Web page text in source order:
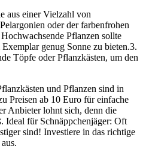
aus einer Vielzahl von
oder der farbenfrohen
Pflanzen sollte
genug Sonne zu bieten.3.
Töpfe oder Pflanzkästen, um den
und Pflanzen sind in
Preisen ab 10 Euro für einfache
Anbieter lohnt sich, denn die
Ideal für Schnäppchenjäger: Oft
sind! Investiere in das richtige